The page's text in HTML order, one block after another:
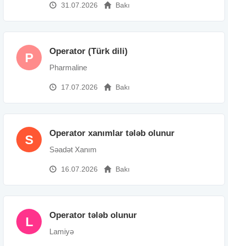
31.07.2026 Bakı
P Operator (Türk dili)
Pharmaline
17.07.2026 Bakı
S Operator xanımlar tələb olunur
Səadət Xanım
16.07.2026 Bakı
L Operator tələb olunur
Lamiyə